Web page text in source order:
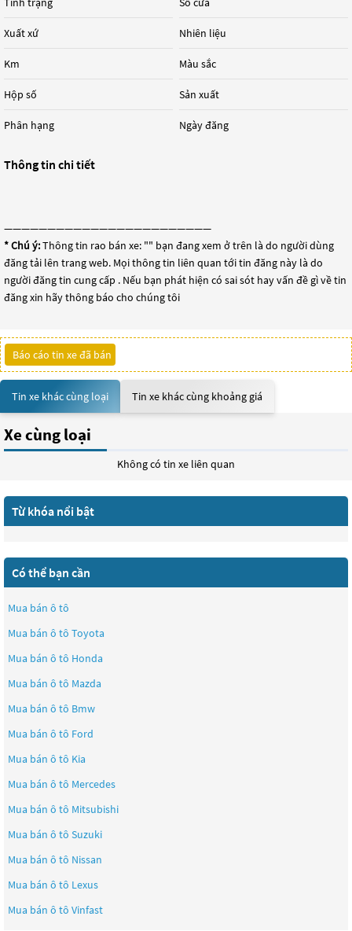
Xuất xứ
Km
Hộp số
Phân hạng
Nhiên liệu
Màu sắc
Sản xuất
Ngày đăng
Thông tin chi tiết
————————————————————————
* Chú ý:Thông tin rao bán xe: "" bạn đang xem ở trên là do người dùng
đăng tải lên trang web. Mọi thông tin liên quan tới tin đăng này là do
người đăng tin cung cấp . Nếu bạn phát hiện có sai sót hay vấn đề gì về tin
đăng xin hãy thông báo cho chúng tôi
Báo cáo tin xe đã bán
Tin xe khác cùng loại Tin xe khác cùng khoảng giá
Xe cùng loại
Không có tin xe liên quan
Từ khóa nổi bật
Có thể bạn cần
Mua bán ô tô
Mua bán ô tô Toyota
Mua bán ô tô Honda
Mua bán ô tô Mazda
Mua bán ô tô Bmw
Mua bán ô tô Ford
Mua bán ô tô Kia
Mua bán ô tô Mercedes
Mua bán ô tô Mitsubishi
Mua bán ô tô Suzuki
Mua bán ô tô Nissan
Mua bán ô tô Lexus
Mua bán ô tô Vinfast